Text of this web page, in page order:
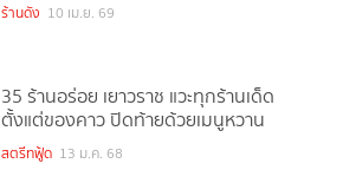
ร้านดัง 10 เม.ย. 69
35 ร้านอร่อย เยาวราช แวะทุกร้านเด็ด
ตั้งแต่ของคาว ปิดท้ายด้วยเมนูหวาน
สตรีทฟู้ด 13 ม.ค. 68